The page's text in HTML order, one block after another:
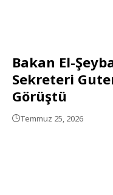
Bakan El-
Sekreteri
Görüştü
Temmuz 25, 2026